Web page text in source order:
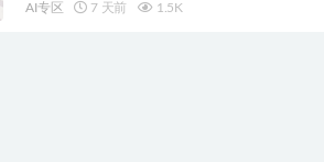
AI专区 7 天前 1.5K